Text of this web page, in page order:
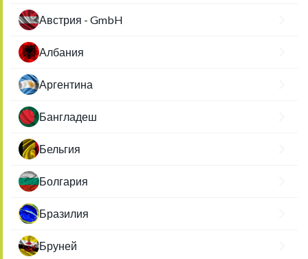
Австрия - GmbH
Албания
Аргентина
Бангладеш
Бельгия
Болгария
Бразилия
Бруней